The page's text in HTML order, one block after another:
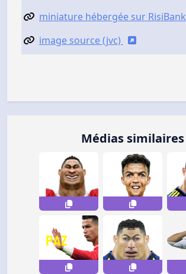
miniature hébergée sur RisiBank
image source (jvc)
Médias similaires